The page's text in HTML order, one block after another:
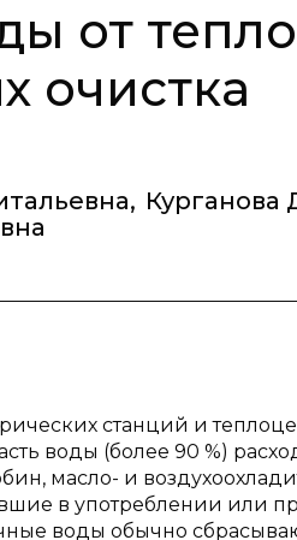
от
очистка
, Курганова
станций и
воды (более 90 %)
масло- и
в употреблении или
воды обычно